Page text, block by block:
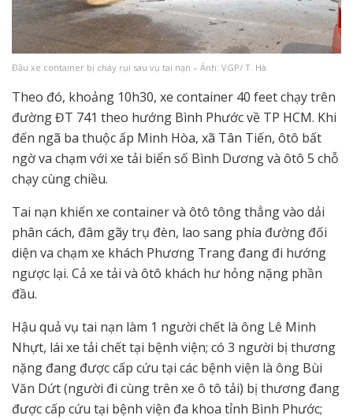
Đầu xe container bị cháy rụi sau vụ tai nạn – Ảnh: VGP/ T. Hà
Theo đó, khoảng 10h30, xe container 40 feet chạy trên
đường ĐT 741 theo hướng Bình Phước về TP HCM. Khi
đến ngã ba thuộc ấp Minh Hòa, xã Tân Tiến, ôtô bất
ngờ va chạm với xe tải biển số Bình Dương và ôtô 5 chỗ
chạy cùng chiều.
Tai nạn khiến xe container và ôtô tông thẳng vào dải
phân cách, đâm gãy trụ đèn, lao sang phía đường đối
diện va chạm xe khách Phương Trang đang đi hướng
ngược lại. Cả xe tải và ôtô khách hư hỏng nặng phần
đầu.
Hậu quả vụ tai nạn làm 1 người chết là ông Lê Minh
Nhựt, lái xe tải chết tại bệnh viện; có 3 người bị thương
nặng đang được cấp cứu tại các bệnh viện là ông Bùi
Văn Dứt (người đi cùng trên xe ô tô tải) bị thương đang
được cấp cứu tại bệnh viện đa khoa tỉnh Bình Phước;